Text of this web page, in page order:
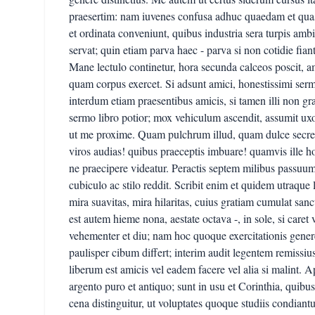
praesertim: nam iuvenes confusa adhuc quaedam et
et ordinata conveniunt, quibus industria sera turpis
servat; quin etiam parva haec - parva si non cotidie
Mane lectulo continetur, hora secunda calceos poscit,
quam corpus exercet. Si adsunt amici, honestissimi
interdum etiam praesentibus amicis, si tamen illi non
sermo libro potior; mox vehiculum ascendit, assumit
ut me proxime. Quam pulchrum illud, quam dulce
viros audias! quibus praeceptis imbuare! quamvis ille
ne praecipere videatur. Peractis septem milibus
cubiculo ac stilo reddit. Scribit enim et quidem
mira suavitas, mira hilaritas, cuius gratiam cumulat
est autem hieme nona, aestate octava -, in sole, si
vehementer et diu; nam hoc quoque exercitationis
paulisper cibum differt; interim audit legentem
liberum est amicis vel eadem facere vel alia si malint.
argento puro et antiquo; sunt in usu et Corinthia,
cena distinguitur, ut voluptates quoque studiis